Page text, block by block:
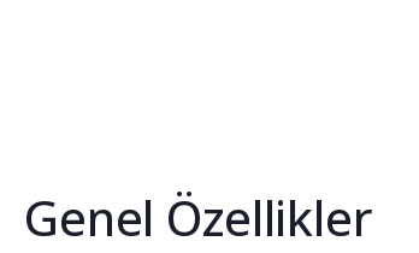
Genel Özellikler